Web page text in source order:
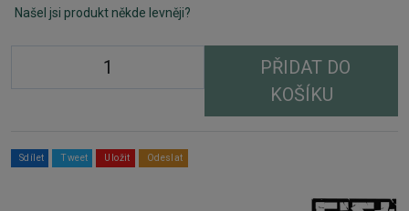
Našel jsi produkt někde levněji?
PŘIDAT DO
KOŠÍKU
Sdílet Tweet Uložit Odeslat